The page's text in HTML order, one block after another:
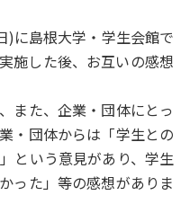
)に島根大学・学生会館で
施した後、お互いの感想
ま た、企業・団体にとっ
・団体からは「学生との
という意見があり、学生
った」等の感想がありま